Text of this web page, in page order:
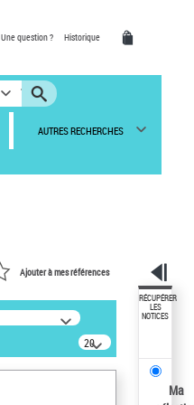
Une question ? Historique
AUTRES RECHERCHES
Ajouter à mes références
20
résultats/page
RÉCUPÉRER
LES
NOTICES
Ma